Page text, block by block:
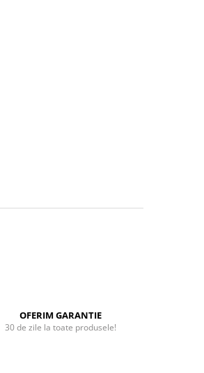
OFERIM GARANTIE
30 de zile la toate produsele!